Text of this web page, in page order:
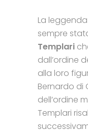
La
sempre
Templari
dall’ordine
alla loro
Bernardo di
dell’ordine
Templari